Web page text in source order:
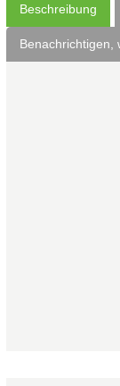
Beschreibung
Benachrichtigen,